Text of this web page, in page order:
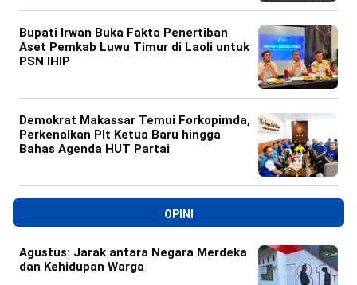
Bupati Irwan Buka Fakta Penertiban
Aset Pemkab Luwu Timur di Laoli untuk
PSN IHIP
Demokrat Makassar Temui Forkopimda,
Perkenalkan Plt Ketua Baru hingga
Bahas Agenda HUT Partai
OPINI
Agustus: Jarak antara Negara Merdeka
dan Kehidupan Warga